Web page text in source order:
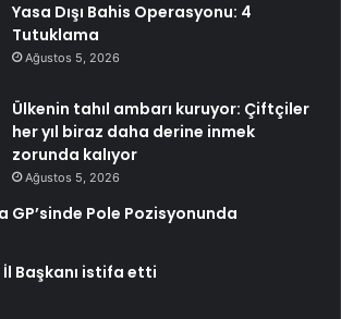
Yasa Dışı Bahis Operasyonu: 4
Tutuklama
Ağustos 5, 2026
Ülkenin tahıl ambarı kuruyor: Çiftçiler
her yıl biraz daha derine inmek
zorunda kalıyor
Ağustos 5, 2026
GP’sinde Pole Pozisyonunda
Başkanı istifa etti